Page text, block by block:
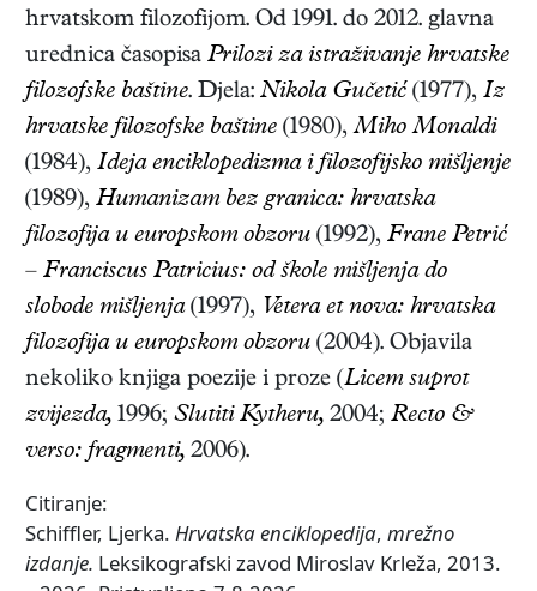
hrvatskom filozofijom. Od 1991. do 2012. glavna
urednica časopisa Prilozi za istraživanje hrvatske
filozofske baštine. Djela: Nikola Gučetić (1977), Iz
hrvatske filozofske baštine (1980),Miho Monaldi
(1984), Ideja enciklopedizma i filozofijsko mišljenje
(1989), Humanizam bez granica: hrvatska
filozofija u europskom obzoru (1992), Frane Petrić
– Franciscus Patricius: od škole mišljenja do
slobode mišljenja(1997), Vetera et nova: hrvatska
filozofija u europskom obzoru (2004). Objavila
nekoliko knjiga poezije i proze (Licem suprot
zvijezda, 1996; Slutiti Kytheru, 2004; Recto &
verso: fragmenti, 2006).
Citiranje:
Schiffler, Ljerka. Hrvatska enciklopedija, mrežno
izdanje. Leksikografski zavod Miroslav Krleža, 2013.